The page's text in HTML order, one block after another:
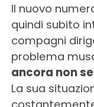
Il nuovo
quindi subito
compagni
problema
ancora non
La sua